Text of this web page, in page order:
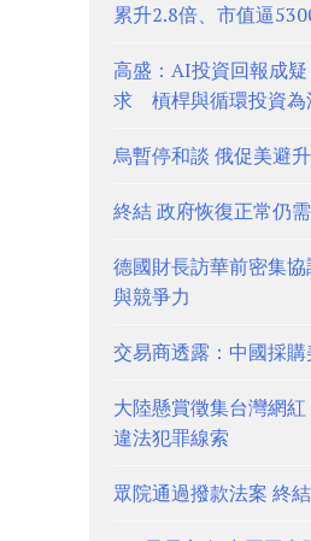
累升2.8倍、市值逼
高盛：AI投資回報成
求 槓桿與循環投資為
烏暫停和談 俄促美避
終結 政府恢復正常仍
德國財長訪華前密集
與競爭力
交易商透露：中國採
大陸懸賞徵集台灣網紅
違法犯罪線索
眾院通過撥款法案 終